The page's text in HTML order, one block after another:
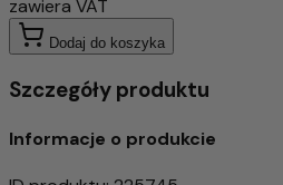
zawiera VAT
Dodaj do koszyka
Szczegóły produktu
Informacje o produkcie